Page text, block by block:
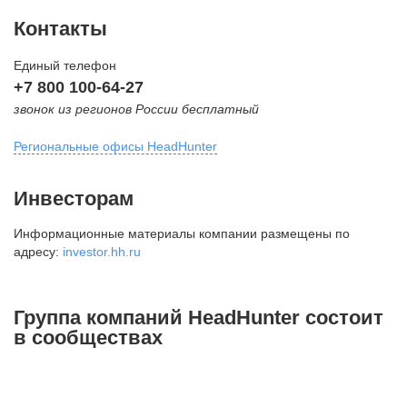
Контакты
Единый телефон
+7 800 100-64-27
звонок из регионов России бесплатный
Региональные офисы HeadHunter
внутригородская территория
Муниципальный округ Тверской,
2-я Брестская ул., д. 48,
+7 495 980-64-27
Инвесторам
Информационные материалы компании размещены по
адресу: investor.hh.ru
Группа компаний HeadHunter состоит
в сообществах